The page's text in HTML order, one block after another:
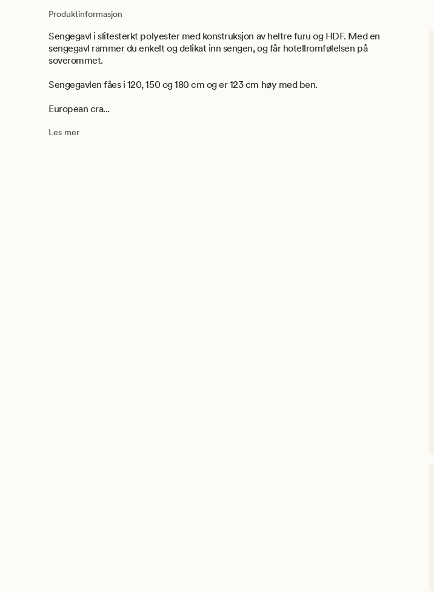
Produktinformasjon
Sengegavl i slitesterkt polyester med konstruksjon av heltre furu og HDF. Med en
sengegavl rammer du enkelt og delikat inn sengen, og får hotellromfølelsen på
soverommet.
Sengegavlen fåes i 120, 150 og 180 cm og er 123 cm høy med ben.
European cra...
Les mer